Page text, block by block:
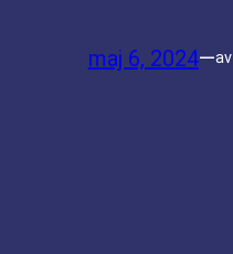
maj 6, 2024—av